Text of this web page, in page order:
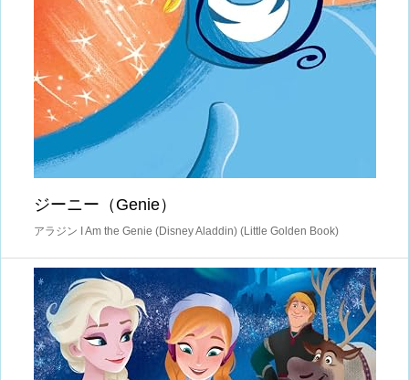
ジーニー（Genie）
アラジン I Am the Genie (Disney Aladdin) (Little Golden Book)